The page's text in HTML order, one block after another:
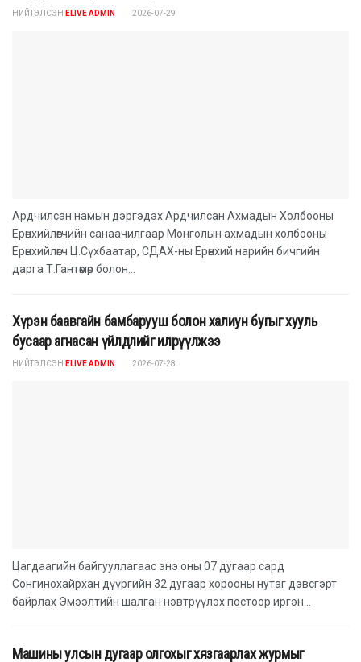
НИЙТЭЛСЭН ELIVE ADMIN 2026-07-29
Ардчилсан намын дэргэдэх Ардчилсан Ахмадын Холбооны
Ерөнхийлөгчийн санаачилгаар Монголын ахмадын холбооны
Ерөнхийлөгч Ц.Сүхбаатар, СДАХ-ны Ерөнхий нарийн бичгийн
дарга Т.Гантөмөр болон...
Хүрэн баавгайн бамбарууш болон халиун бугыг хууль
бусаар агнасан үйлдлийг илрүүлжээ
НИЙТЭЛСЭН ELIVE ADMIN 2026-07-28
Цагдаагийн байгууллагаас энэ оны 07 дугаар сард
Сонгинохайрхан дүүргийн 32 дугаар хорооны нутаг дэвсгэрт
байрлах Эмээлтийн шалган нэвтрүүлэх постоор иргэн...
Машины улсын дугаар олгохыг хязгаарлах журмыг